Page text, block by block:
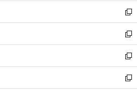
ド
ウ
で
開
く
ウ
ィ
ン
ド
ウ
で
開
く
し
い
ウ
ィ
ン
ド
ウ
で
開
新
し
い
ウ
ィ
ン
ド
ウ
新
し
い
ウ
ィ
ン
新
し
い
ウ
新
し